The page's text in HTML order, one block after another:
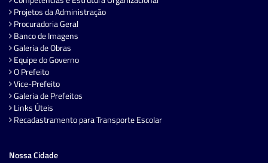
Projetos da Administração
Procuradoria Geral
Banco de Imagens
Galeria de Obras
Equipe do Governo
O Prefeito
Vice-Prefeito
Galeria de Prefeitos
Links Úteis
Recadastramento para Transporte Escolar
Nossa Cidade